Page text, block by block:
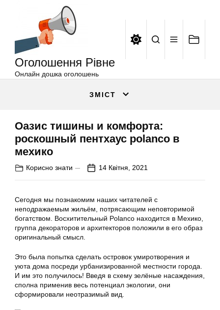
Оголошення Рівне
Онлайн дошка оголошень
ЗМІСТ
Оазис тишины и комфорта:
роскошный пентхаус polanco в
мехико
Корисно знати 14 Квітня, 2021
Сегодня мы познакомим наших читателей с
неподражаемым жильём, потрясающим неповторимой
богатством. Восхитительный Polanco находится в Мехико,
группа декораторов и архитекторов положили в его образ
оригинальный смысл.
Это была попытка сделать островок умиротворения и
уюта дома посреди урбанизированной местности города.
И им это получилось! Введя в схему зелёные насаждения,
сполна применив весь потенциал экологии, они
сформировали неотразимый вид.